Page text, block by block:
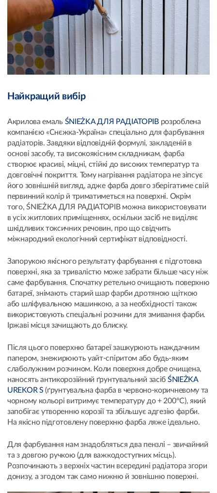
Найкращий вибір
Акрилова емаль ŚNIEŻKA ДЛЯ РАДІАТОРІВрозроблена
компанією «Снєжка-Україна» спеціально для фарбування
радіаторів. Завдяки відповідній формулі, закладеній в
основі засобу, та високоякісним складникам, фарба
створює красиві, міцні, стійкі до високих температур та
довговічні покриття. Тому нагрівання радіатора не зіпсує
його зовнішній вигляд, адже фарба довго зберігатиме свій
первинний колір й триматиметься на поверхні. Окрім
того, ŚNIEŻKA ДЛЯ РАДІАТОРІВ можна використовувати
в усіх житлових приміщеннях, оскільки засіб не виділяє
шкідливих токсичних речовин, про що свідчить
міжнародний екологічний сертифікат відповідності.
Запорукою якісного результату фарбування є підготовка
поверхні, яка за тривалістю може забрати більше часу ніж
саме фарбування. Спочатку ретельно очищають поверхню
батареї, знімають старий шар фарби дротяною щіткою
або шліфувальною машинкою, а за необхідності також
використовують спеціальні розчини для змивання фарби.
Іржаві місця зачищають до блиску.
Після цього поверхню батареї зашкурюють наждачним
папером, знежирюють уайт-спіритом або будь-яким
слаболужним розчином. Коли поверхня добре очищена,
наносять антикорозійний ґрунтувальний засіб ŚNIEŻKA
UREKOR S (ґрунтувальна фарба в червоно-коричневому та
чорному кольорі витримує температуру до + 200°C), який
запобігає утворенню корозії та збільшує адгезію фарби.
На якісно підготовлену поверхню фарба ляже ідеально.
Для фарбування нам знадобляться два пензлі – звичайний
та з довгою ручкою (для важкодоступних місць).
Розпочинають з верхніх частин всередині радіатора згори
донизу, а згодом так само нижню й зовнішню поверхні.